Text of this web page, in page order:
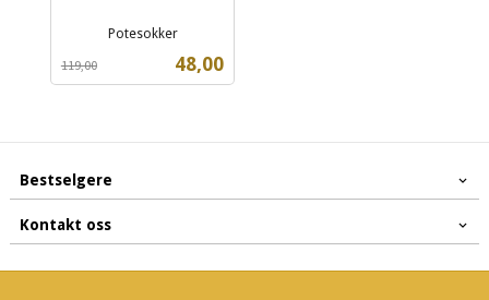
Potesokker
Tilbud
48,00
119,00
mva.
Bestselgere
Kontakt oss